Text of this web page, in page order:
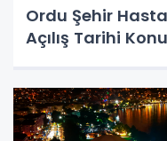
Ordu Şehir
Açılış Tarihi